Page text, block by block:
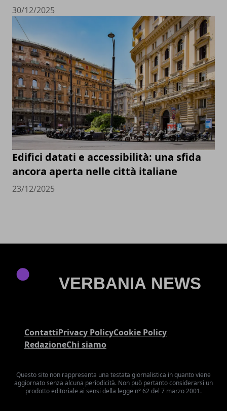
30/12/2025
Edifici datati e accessibilità: una sfida
ancora aperta nelle città italiane
23/12/2025
ContattiPrivacy PolicyCookie Policy
RedazioneChi siamo
Questo sito non rappresenta una testata giornalistica in quanto viene
aggiornato senza alcuna periodicità. Non può pertanto considerarsi un
prodotto editoriale ai sensi della legge n° 62 del 7 marzo 2001.